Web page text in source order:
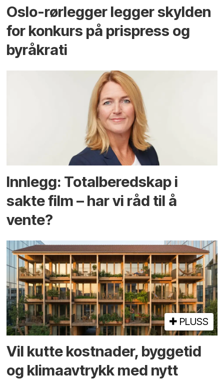
Oslo-rørlegger legger skylden
for konkurs på prispress og
byråkrati
Innlegg: Totalberedskap i
sakte film – har vi råd til å
vente?
PLUSS
Vil kutte kostnader, byggetid
og klima­avtrykk med nytt